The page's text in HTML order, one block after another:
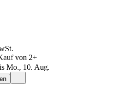
von 2+
Mo., 10. Aug.